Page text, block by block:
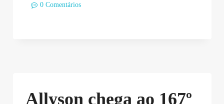
0 Comentários
Allyson chega ao 167º